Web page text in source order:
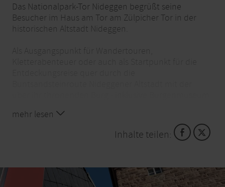
Das Nationalpark-Tor Nideggen begrüßt seine
Besucher im Haus am Tor am Zülpicher Tor in der
historischen Altstadt Nideggen.
Ausgestattet mit dem richtigen Informationsmaterial
und dem Tipp einer der Ansprechpartner kann es los
mehr lesen
Inhalte teilen: